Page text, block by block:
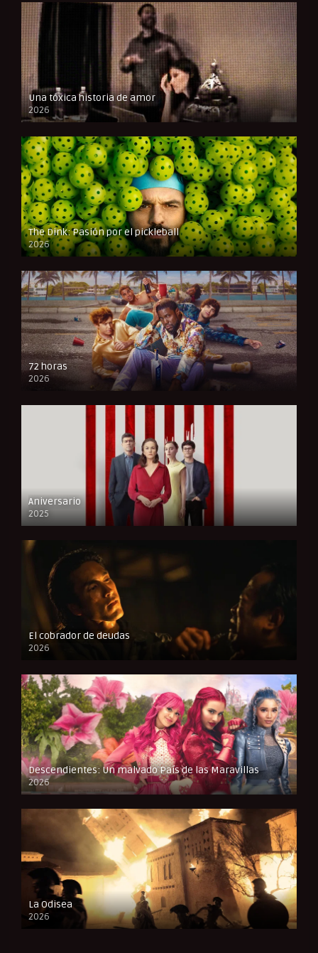
Una tóxica historia de amor
2026
FULL HD
The Dink: Pasión por el pickleball
2026
FULL HD
72 horas
2026
FULL HD
Aniversario
2025
FULL HD
El cobrador de deudas
2026
FULL HD
Descendientes: Un malvado País de las Maravillas
2026
FULL HD
La Odisea
2026
CAM